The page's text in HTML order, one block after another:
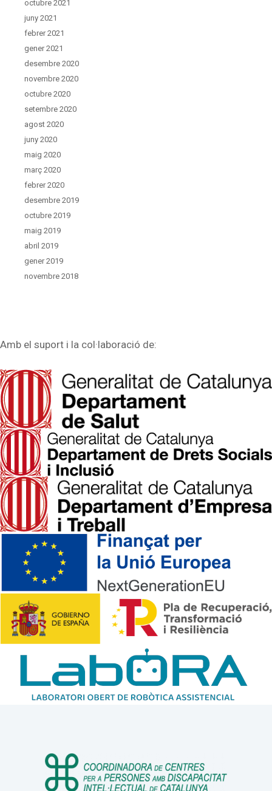
octubre 2021
juny 2021
febrer 2021
gener 2021
desembre 2020
novembre 2020
octubre 2020
setembre 2020
agost 2020
juny 2020
maig 2020
març 2020
febrer 2020
desembre 2019
octubre 2019
maig 2019
abril 2019
gener 2019
novembre 2018
Amb el suport i la col·laboració de: